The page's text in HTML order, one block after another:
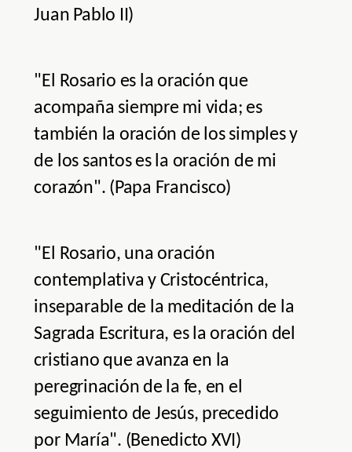
Juan Pablo II)
"El Rosario es la oración que
acompaña siempre mi vida; es
también la oración de los simples y
de los santos es la oración de mi
corazón". (Papa Francisco)
"El Rosario, una oración
contemplativa y Cristocéntrica,
inseparable de la meditación de la
Sagrada Escritura, es la oración del
cristiano que avanza en la
peregrinación de la fe, en el
seguimiento de Jesús, precedido
por María". (Benedicto XVI)